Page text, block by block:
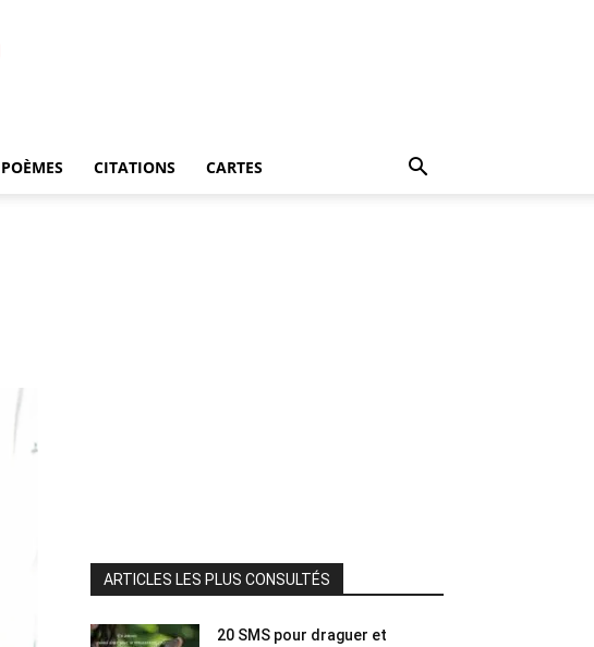
POÈMES CITATIONS CARTES
ARTICLES LES PLUS CONSULTÉS
20 SMS pour draguer et